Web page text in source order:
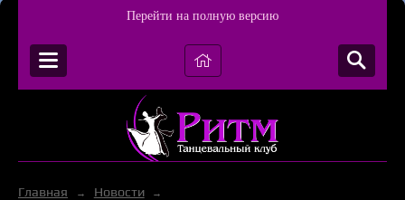
Перейти на полную версию
Главная → Новости →